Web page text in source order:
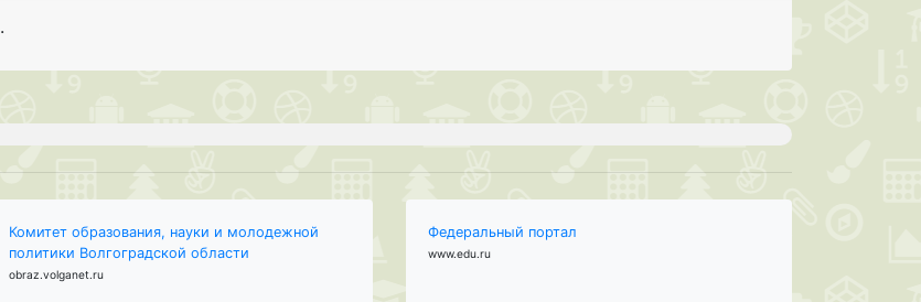
.
Комитет образования, науки и молодежной
политики Волгоградской области
obraz.volganet.ru
Федеральный портал
www.edu.ru